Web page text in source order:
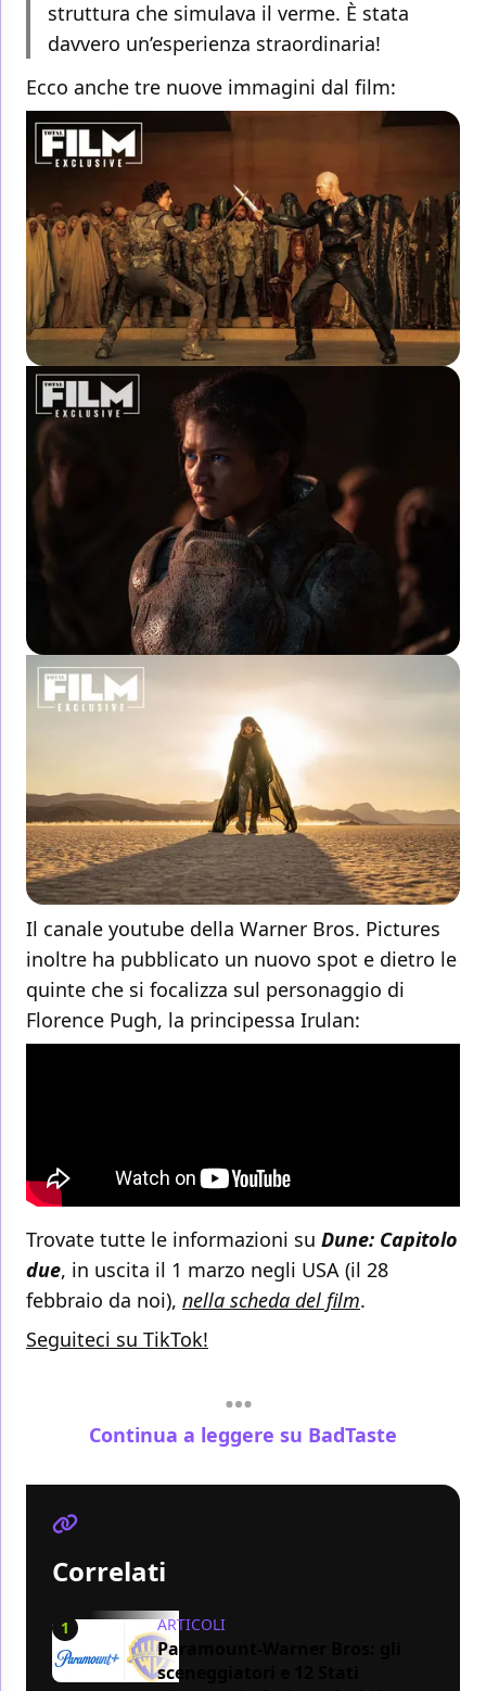
struttura che simulava il verme. È stata
davvero un’esperienza straordinaria!
Ecco anche tre nuove immagini dal film:
Il canale youtube della Warner Bros. Pictures
inoltre ha pubblicato un nuovo spot e dietro le
quinte che si focalizza sul personaggio di
Florence Pugh, la principessa Irulan:
Trovate tutte le informazioni su Dune: Capitolo
due, in uscita il 1 marzo negli USA (il 28
febbraio da noi), nella scheda del film.
Seguiteci su TikTok!
Continua a leggere su BadTaste
Correlati
1 ARTICOLI
Paramount-Warner Bros: gli
sceneggiatori e 12 Stati